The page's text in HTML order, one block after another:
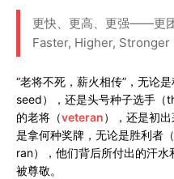
更快、更高、更强——更
Faster, Higher,
“老将不死，薪火相传”，无论
seed），还是头号种子选手
的老将（veteran），还是初
是拿何种奖牌，无论是胜利者
ran），他们背后所付出的汗
被尊敬。